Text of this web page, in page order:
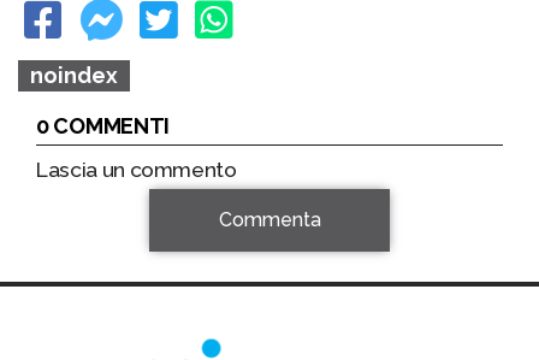
noindex
0 COMMENTI
Lascia un commento
Commenta